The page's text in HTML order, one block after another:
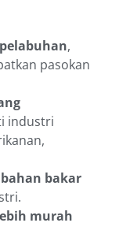
,
pasokan
industri
bakar
murah